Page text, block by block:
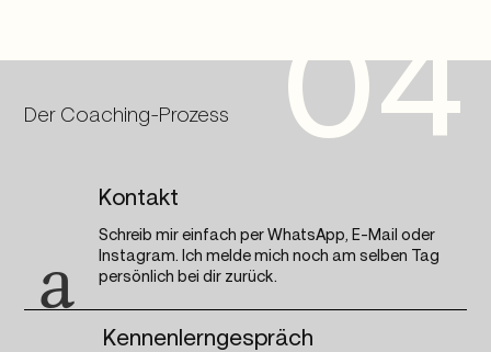
Der Coaching-Prozess 04
a
Kontakt
Schreib mir einfach per WhatsApp, E-Mail oder
Instagram. Ich melde mich noch am selben Tag
persönlich bei dir zurück.
Kennenlerngespräch